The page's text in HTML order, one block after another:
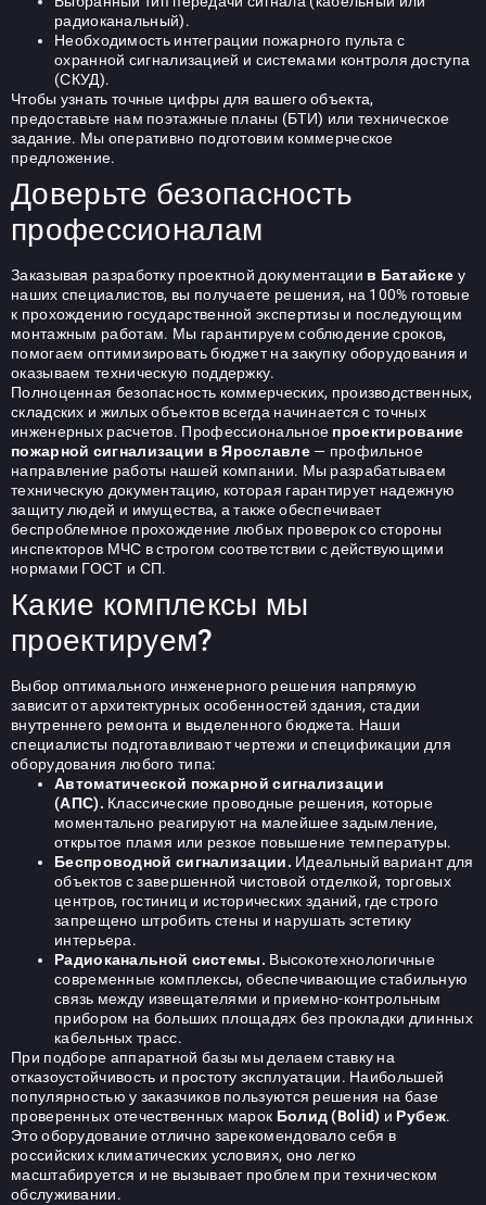
радиоканальный).
Необходимость интеграции пожарного пульта с
охранной сигнализацией и системами контроля доступа
(СКУД).
Чтобы узнать точные цифры для вашего объекта,
предоставьте нам поэтажные планы (БТИ) или техническое
задание. Мы оперативно подготовим коммерческое
предложение.
Доверьте безопасность
профессионалам
Заказывая разработку проектной документации в Батайске у
наших специалистов, вы получаете решения, на 100% готовые
к прохождению государственной экспертизы и последующим
монтажным работам. Мы гарантируем соблюдение сроков,
помогаем оптимизировать бюджет на закупку оборудования и
оказываем техническую поддержку.
Полноценная безопасность коммерческих, производственных,
складских и жилых объектов всегда начинается с точных
инженерных расчетов. Профессиональное проектирование
пожарной сигнализации в Ярославле— профильное
направление работы нашей компании. Мы разрабатываем
техническую документацию, которая гарантирует надежную
защиту людей и имущества, а также обеспечивает
беспроблемное прохождение любых проверок со стороны
инспекторов МЧС в строгом соответствии с действующими
нормами ГОСТ и СП.
Какие комплексы мы
проектируем?
Выбор оптимального инженерного решения напрямую
зависит от архитектурных особенностей здания, стадии
внутреннего ремонта и выделенного бюджета. Наши
специалисты подготавливают чертежи и спецификации для
оборудования любого типа:
Автоматической пожарной сигнализации
(АПС). Классические проводные решения, которые
моментально реагируют на малейшее задымление,
открытое пламя или резкое повышение температуры.
Беспроводной сигнализации. Идеальный вариант для
объектов с завершенной чистовой отделкой, торговых
центров, гостиниц и исторических зданий, где строго
запрещено штробить стены и нарушать эстетику
интерьера.
Радиоканальной системы. Высокотехнологичные
современные комплексы, обеспечивающие стабильную
связь между извещателями и приемно-контрольным
прибором на больших площадях без прокладки длинных
кабельных трасс.
При подборе аппаратной базы мы делаем ставку на
отказоустойчивость и простоту эксплуатации. Наибольшей
популярностью у заказчиков пользуются решения на базе
проверенных отечественных марок Болид (Bolid) и Рубеж.
Это оборудование отлично зарекомендовало себя в
российских климатических условиях, оно легко
масштабируется и не вызывает проблем при техническом
обслуживании.